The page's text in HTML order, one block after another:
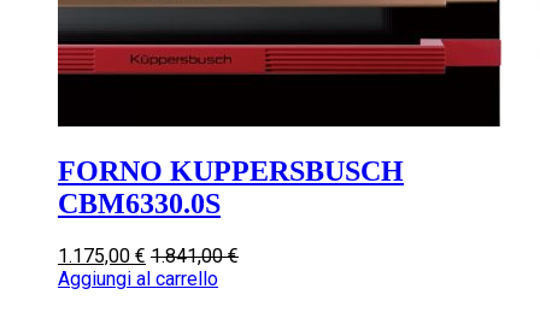
FORNO KUPPERSBUSCH
CBM6330.0S
1.175,00 € 1.841,00€
Aggiungi al carrello